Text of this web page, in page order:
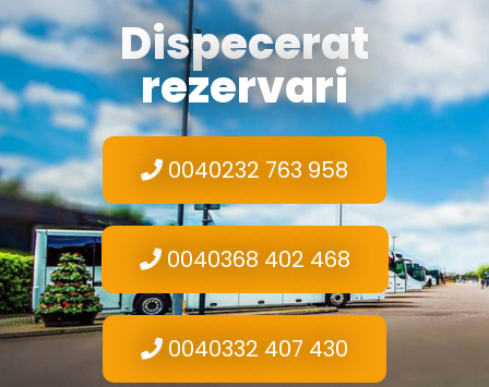
Dispecerat
rezervari
0040232 763 958
0040368 402 468
0040332 407 430